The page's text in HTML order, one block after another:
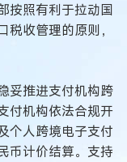
按照有利于拉动国
收管理的原则，
推进支付机构跨
付机构依法合规开
个人跨境电子支付
币计价结算。支持